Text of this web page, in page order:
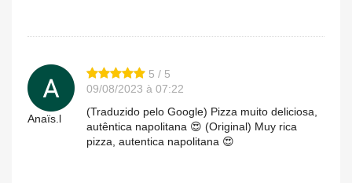
Anaïs.l
5 / 5
09/08/2023 à 07:22
(Traduzido pelo Google) Pizza muito deliciosa,
autêntica napolitana 😍 (Original) Muy rica
pizza, autentica napolitana 😍